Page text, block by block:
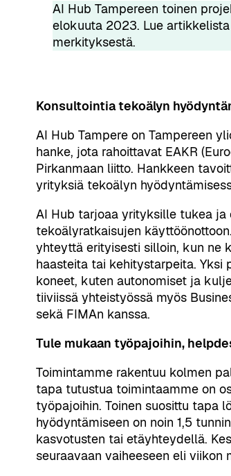
AI Hub Tampereen toinen
elokuuta 2023. Lue
merkityksestä.
Konsultointia tekoälyn
AI Hub Tampere on Tampereen
hanke, jota rahoittavat EAKR
Pirkanmaan liitto. Hankkeen
yrityksiä tekoälyn
AI Hub tarjoaa yrityksille tukea ja
tekoälyratkaisujen
yhteyttä erityisesti silloin, kun ne
haasteita tai kehitystarpeita.
koneet, kuten autonomiset ja
tiiviissä yhteistyössä myös
sekä FIMAn kanssa.
Tule mukaan työpajoihin,
Toimintamme rakentuu kolmen
tapa tutustua toimintaamme on
työpajoihin. Toinen suosittu tapa
hyödyntämiseen on noin 1,5
kasvotusten tai etäyhteydellä.
seuraavaan vaiheeseen eli viikon